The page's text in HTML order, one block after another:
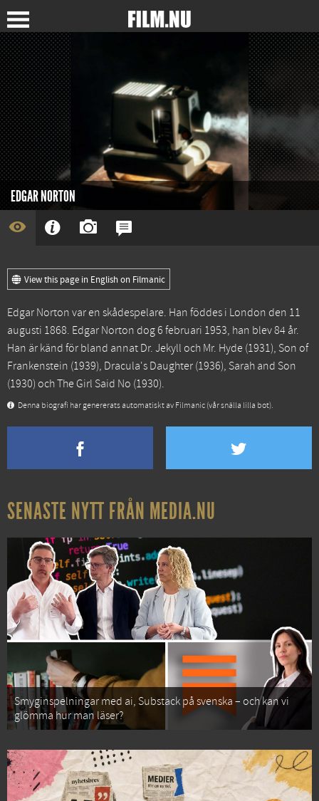
EDGAR NORTON
View this page in English on Filmanic
Edgar Norton var en skådespelare. Han föddes i London den 11
augusti 1868. Edgar Norton dog 6 februari 1953, han blev 84 år.
Han är känd för bland annat Dr. Jekyll och Mr. Hyde (1931), Son of
Frankenstein (1939), Dracula's Daughter (1936), Sarah and Son
(1930) ochThe Girl Said No (1930).
Denna biografi har genererats automatiskt av Filmanic (vår snälla lilla bot).
SENASTE NYTT FRÅN MEDIA.NU
Smyginspelningar med ai, Substack på svenska – och kan vi
glömma hur man läser?